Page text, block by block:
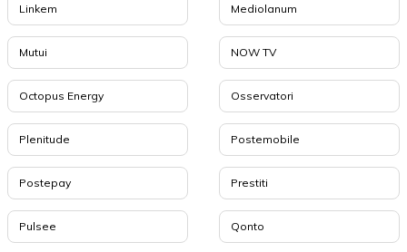
Linkem Mediolanum
Mutui NOW TV
Octopus Energy Osservatori
Plenitude Postemobile
Postepay Prestiti
Pulsee Qonto